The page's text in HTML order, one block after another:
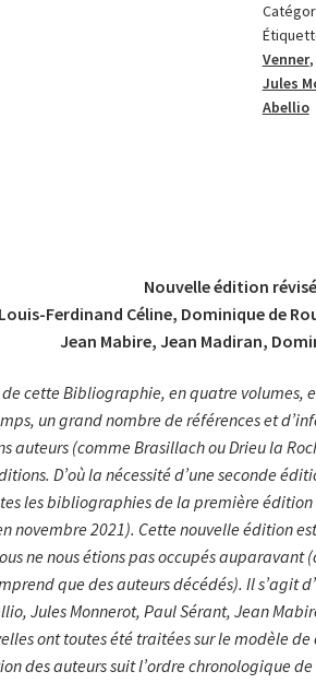
–
volume
5
Venner,
Jules
Abellio
Nouvelle édition
Ferdinand Céline, Dominique de
Jean Mabire, Jean Madiran,
cette Bibliographie, en quatre volumes,
un grand nombre de références et
auteurs (comme Brasillach ou Drieu la
D’où la nécessité d’une seconde
les bibliographies de la première
novembre 2021). Cette nouvelle édition
ne nous étions pas occupés
que des auteurs décédés). Il s’agit
Jules Monnerot, Paul Sérant, Jean
ont toutes été traitées sur le modèle
des auteurs suit l’ordre chronologique